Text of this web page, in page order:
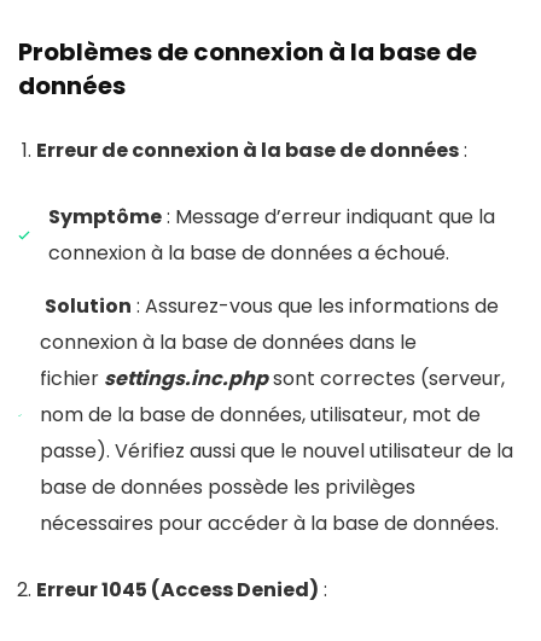
Problèmes de connexion à la base de
données
Erreur de connexion à la base de données:
Symptôme: Message d’erreur indiquant que la
connexion à la base de données a échoué.
Solution : Assurez-vous que les informations de
connexion à la base de données dans le
fichier settings.inc.phpsont correctes (serveur,
nom de la base de données, utilisateur, mot de
passe). Vérifiez aussi que le nouvel utilisateur de la
base de données possède les privilèges
nécessaires pour accéder à la base de données.
Erreur 1045 (Access Denied) :